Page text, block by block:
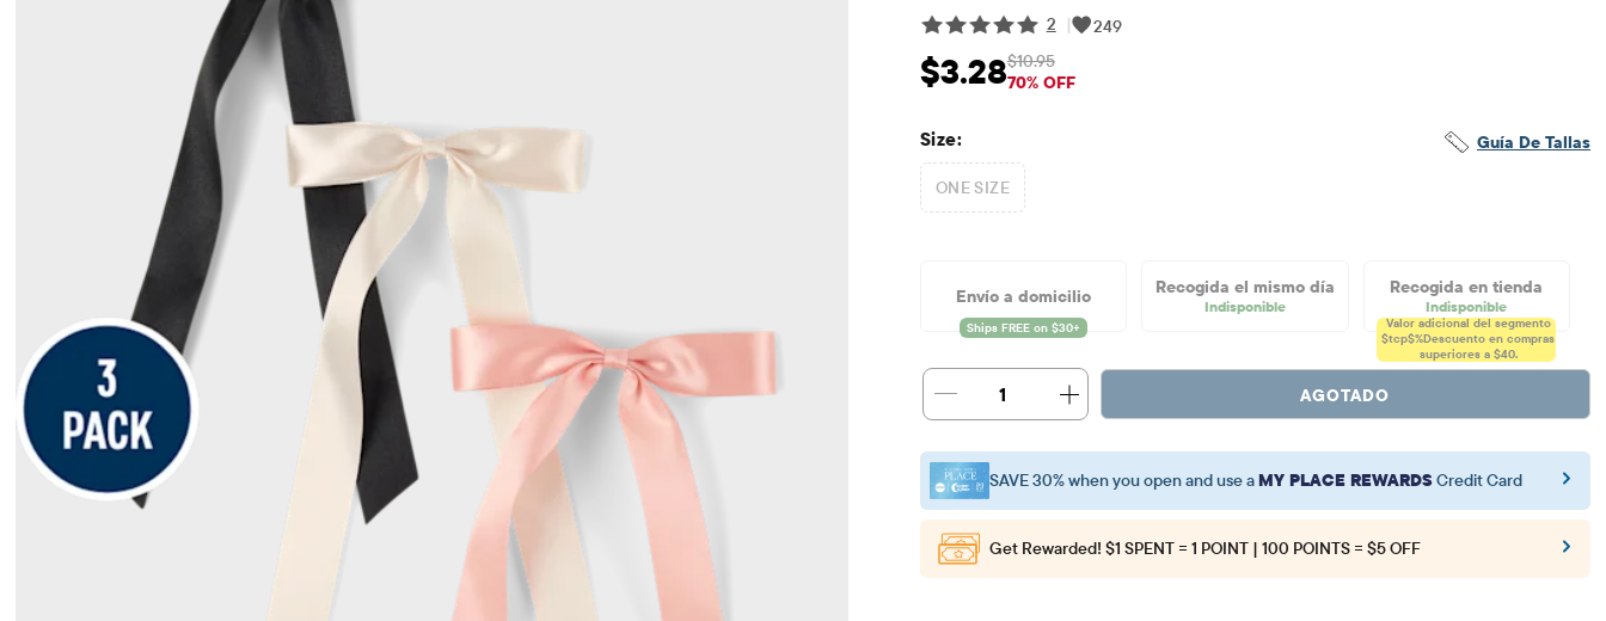
2
| 249
Precio de venta: $3.28
$3.28 Precio original: $10.95
$10.95
70% OFF
Guía De Tallas
Size:
ONE SIZE
Envío a domicilio Recogida el mismo día
Indisponible
Recogida en tienda
Indisponible
Valor adicional del segmento
$tcp$%Descuento en compras
superiores a $40.
1 AGOTADO
SAVE 30% when you open and use aMY PLACE REWARDSCredit Card
Get Rewarded! $1 SPENT = 1 POINT | 100 POINTS = $5 OFF